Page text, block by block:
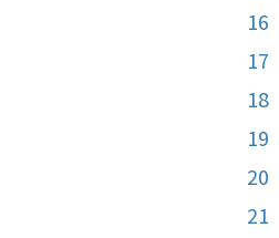
16
17
18
19
20
21